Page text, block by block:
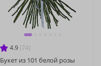
4.9 (74)
Букет из 101 белой розы